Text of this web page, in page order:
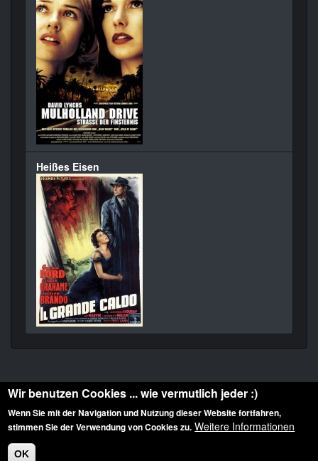
Heißes Eisen
Diese Website ist urheberrechtlich geschützt: © 2010-2026 der Film Noir de. Alle
Rechte vorbehalten.
Wir benutzen Cookies ... wie vermutlich jeder :)
Wenn Sie mit der Navigation und Nutzung dieser Website fortfahren,
stimmen Sie der Verwendung von Cookies zu. Weitere Informationen
OK